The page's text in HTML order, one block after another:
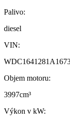
Palivo:
diesel
VIN:
Objem motoru:
3997cm³
Výkon v kW: